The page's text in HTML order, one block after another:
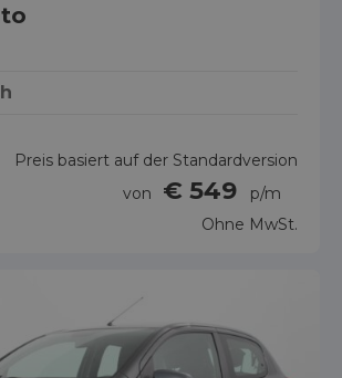
Preis basiert auf der Standardversion
von
€ 549
p/m
Ohne MwSt.